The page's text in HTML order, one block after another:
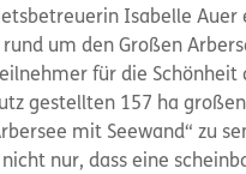
Isabelle Auer
rund um den Großen
für die Schönheit
gestellten 157 ha
mit Seewand“ zu
nur, dass eine